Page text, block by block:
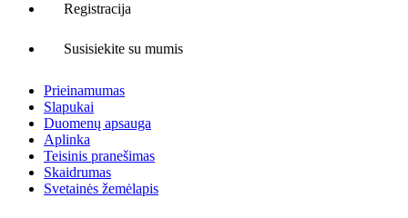
Registracija
Susisiekite su mumis
Prieinamumas
Slapukai
Duomenų apsauga
Aplinka
Teisinis pranešimas
Skaidrumas
Svetainės žemėlapis